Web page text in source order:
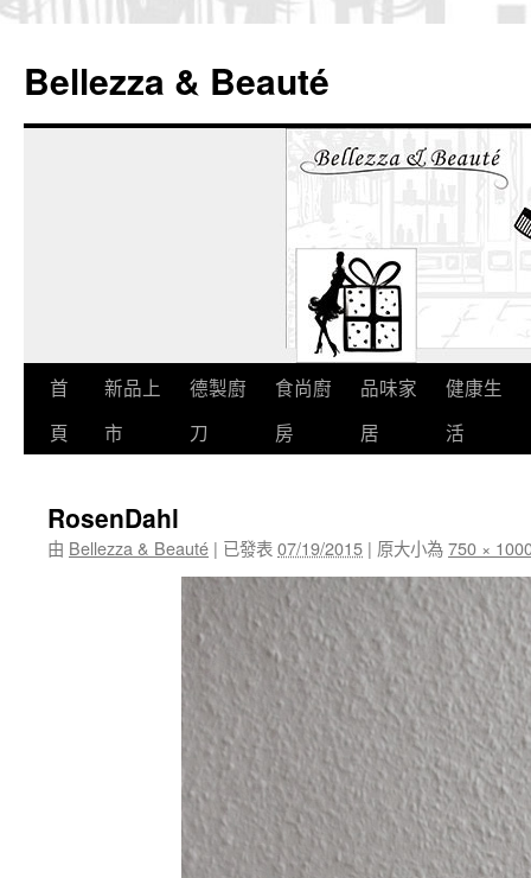
Bellezza & Beauté
跳首
頁
新品上
市
德製廚
刀
食尚廚
房
品味家
居
健康生
活
RosenDahl
由 Bellezza & Beauté | 已發表07/19/2015 | 原大小為750 ×